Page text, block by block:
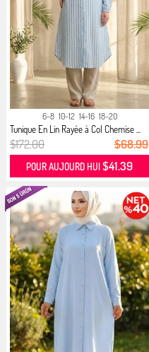
6-8 10-12 14-16 18-20
Tunique En Lin Rayée à Col Chemise ...
$172.00 $68.99
POUR AUJOURD HUI$41.39